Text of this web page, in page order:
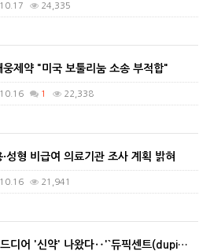
24,335
웅제약 "미국 보툴리눔 소송 부적합"
1 22,338
성형 비급여 의료기관 조사 계획 밝혀
21,941
드디어 '신약' 나왔다‥'`듀픽센트(dupi…